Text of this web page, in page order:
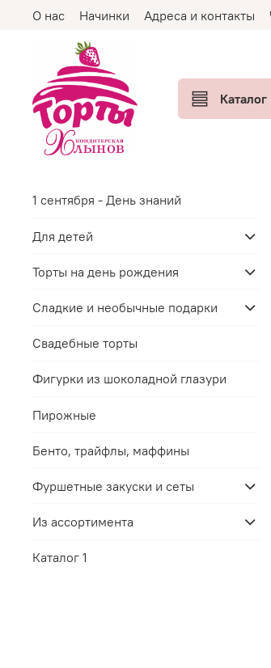
О нас Начинки Адреса и контакты
Каталог
1 сентября - День знаний
Для детей
Торты на день рождения
Сладкие и необычные подарки
Свадебные торты
Фигурки из шоколадной глазури
Пирожные
Бенто, трайфлы, маффины
Фуршетные закуски и сеты
Из ассортимента
Каталог 1